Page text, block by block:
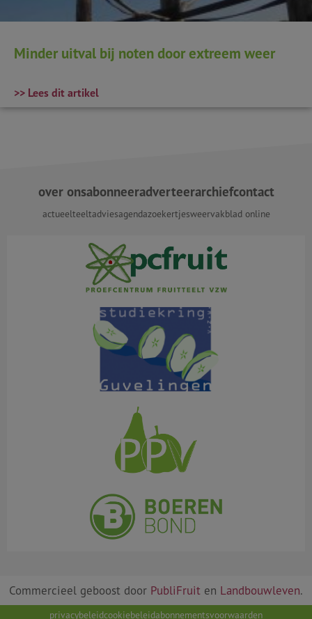
Minder uitval bij noten door extreem weer
>> Lees dit artikel
over onsabonneeradverteerarchiefcontact
actueelteeltadviesagendazoekertjesweervakblad online
Commercieel geboost door PubliFruit en Landbouwleven.
privacybeleidcookiebeleidabonnementsvoorwaarden